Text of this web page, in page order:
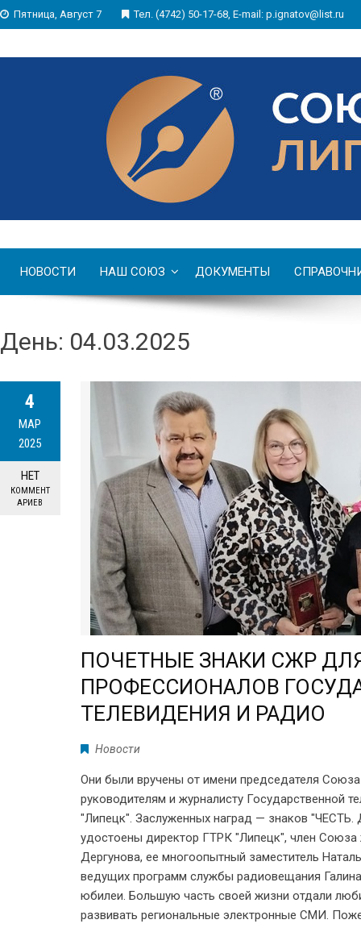
Пятница, Август 7 Тел. (4742) 50-17-68, E-mail: p.ignatov@list.ru
НОВОСТИ НАШ СОЮЗ ДОКУМЕНТЫ
День: 04.03.2025
4
МАР
2025
НЕТ
КОММЕНТ
АРИЕВ
ПОЧЕТНЫЕ ЗНАКИ СЖР
ПРОФЕССИОНАЛОВ
ТЕЛЕВИДЕНИЯ И РАДИО
Новости
Они были вручены от имени председателя
руководителям и журналисту Государственной
"Липецк". Заслуженных наград — знаков
удостоены директор ГТРК "Липецк", член
Дергунова, ее многоопытный заместитель
ведущих программ службы радиовещания
юбилеи. Большую часть своей жизни отдали
развивать региональные электронные СМИ.